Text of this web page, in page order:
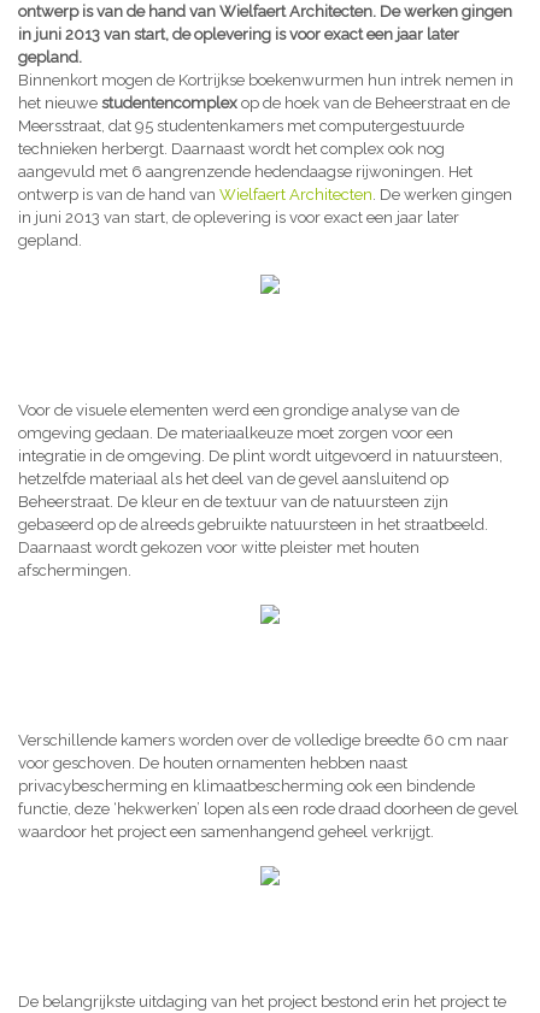
ontwerp is van de hand van Wielfaert Architecten. De werken gingen
in juni 2013 van start, de oplevering is voor exact een jaar later
gepland.
Binnenkort mogen de Kortrijkse boekenwurmen hun intrek nemen in
het nieuwe studentencomplex op de hoek van de Beheerstraat en de
Meersstraat, dat 95 studentenkamers met computergestuurde
technieken herbergt. Daarnaast wordt het complex ook nog
aangevuld met 6 aangrenzende hedendaagse rijwoningen. Het
ontwerp is van de hand van Wielfaert Architecten. De werken gingen
in juni 2013 van start, de oplevering is voor exact een jaar later
gepland.
Voor de visuele elementen werd een grondige analyse van de
omgeving gedaan. De materiaalkeuze moet zorgen voor een
integratie in de omgeving. De plint wordt uitgevoerd in natuursteen,
hetzelfde materiaal als het deel van de gevel aansluitend op
Beheerstraat. De kleur en de textuur van de natuursteen zijn
gebaseerd op de alreeds gebruikte natuursteen in het straatbeeld.
Daarnaast wordt gekozen voor witte pleister met houten
afschermingen.
Verschillende kamers worden over de volledige breedte 60 cm naar
voor geschoven. De houten ornamenten hebben naast
privacybescherming en klimaatbescherming ook een bindende
functie, deze ‘hekwerken’ lopen als een rode draad doorheen de gevel
waardoor het project een samenhangend geheel verkrijgt.
De belangrijkste uitdaging van het project bestond erin het project te